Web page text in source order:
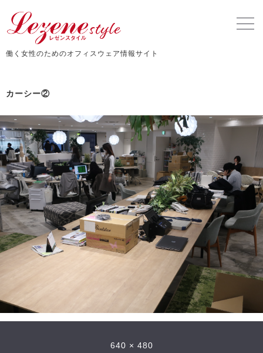
働く女性のためのオフィスウェア情報サイト
カーシー②
640 × 480